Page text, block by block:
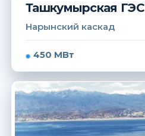
Ташкумырская ГЭС
Нарынский каскад
450 МВт